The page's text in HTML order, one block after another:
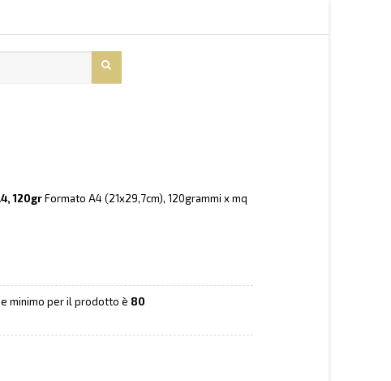
120grFormato A4 (21x29,7cm), 120grammi x mq
minimo per il prodotto è 80